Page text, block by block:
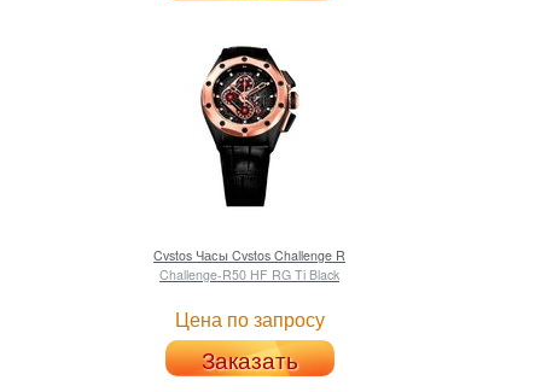
Cvstos Часы Cvstos Challenge R
Challenge-R50 HF RG Ti Black
Цена по запросу
Заказать